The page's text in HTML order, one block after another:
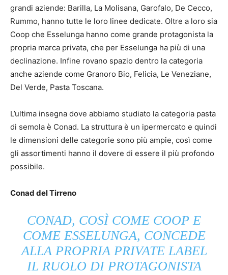
grandi aziende: Barilla, La Molisana, Garofalo, De Cecco,
Rummo, hanno tutte le loro linee dedicate. Oltre a loro sia
Coop che Esselunga hanno come grande protagonista la
propria marca privata, che per Esselunga ha più di una
declinazione. Infine rovano spazio dentro la categoria
anche aziende come Granoro Bio, Felicia, Le Veneziane,
Del Verde, Pasta Toscana.
L’ultima insegna dove abbiamo studiato la categoria pasta
di semola è Conad. La struttura è un ipermercato e quindi
le dimensioni delle categorie sono più ampie, così come
gli assortimenti hanno il dovere di essere il più profondo
possibile.
Conad del Tirreno
CONAD, COSÌ COME COOP E
COME ESSELUNGA, CONCEDE
ALLA PROPRIA PRIVATE LABEL
IL RUOLO DI PROTAGONISTA